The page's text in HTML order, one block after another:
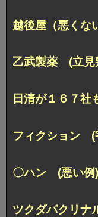
越後屋（悪く
乙武製薬 (立見
日清が１６７
フィクション (
〇ハン (悪い例)
ツクダパクリ